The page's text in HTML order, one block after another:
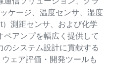
ケージ、温度センサ、湿度
測距センサ、および化学
ペアンプを幅広く提供して
のシステム設計に貢献する
ェア評価・開発ツールも